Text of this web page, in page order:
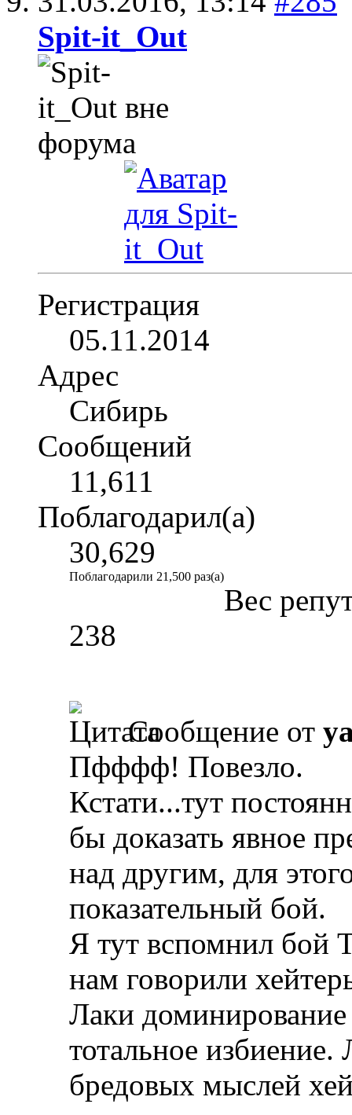
Spit-it_Out
Регистрация
05.11.2014
Адрес
Сибирь
Сообщений
11,611
Поблагодарил(а)
30,629
Поблагодарили 21,500 раз(а)
Вес
238
Сообщение от
Пфффф! Повезло.
Кстати...тут
бы доказать явное
над другим, для
показательный бой.
Я тут вспомнил бой
нам говорили
Лаки
тотальное
бредовых мыслей